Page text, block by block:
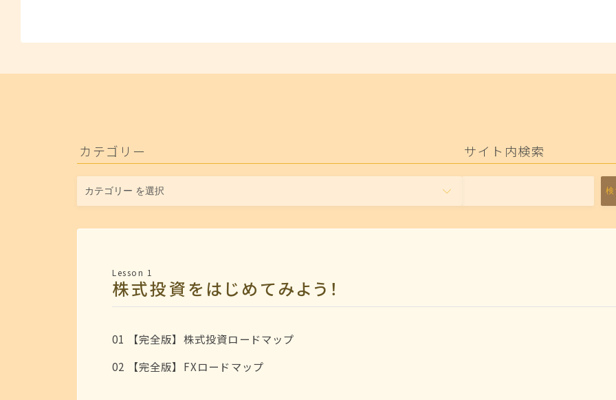
カテゴリー
テ
リ
サイト内検索
Lesson 1
株式投資をはじめてみよう！
01 【完全版】株式投資ロードマップ
02 【完全版】FXロードマップ